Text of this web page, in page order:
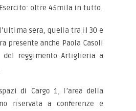
oltre 45mila in tutto.
sera, quella tra il 30 e
presente anche Paola Casoli
reggimento Artiglieria a
di Cargo 1, l’area della
riservata a conferenze e